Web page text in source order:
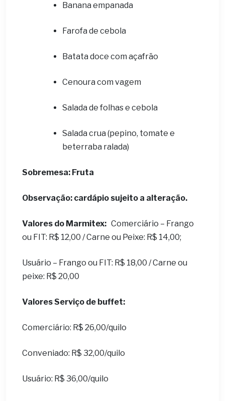
Banana empanada
Farofa de cebola
Batata doce com açafrão
Cenoura com vagem
Salada de folhas e cebola
Salada crua (pepino, tomate e
beterraba ralada)
Sobremesa: Fruta
Observação: cardápio sujeito a alteração.
Valores do Marmitex: Comerciário – Frango
ou FIT: R$ 12,00 / Carne ou Peixe: R$ 14,00;
Usuário – Frango ou FIT: R$ 18,00 / Carne ou
peixe: R$ 20,00
Valores Serviço de buffet:
Comerciário: R$ 26,00/quilo
Conveniado: R$ 32,00/quilo
Usuário: R$ 36,00/quilo